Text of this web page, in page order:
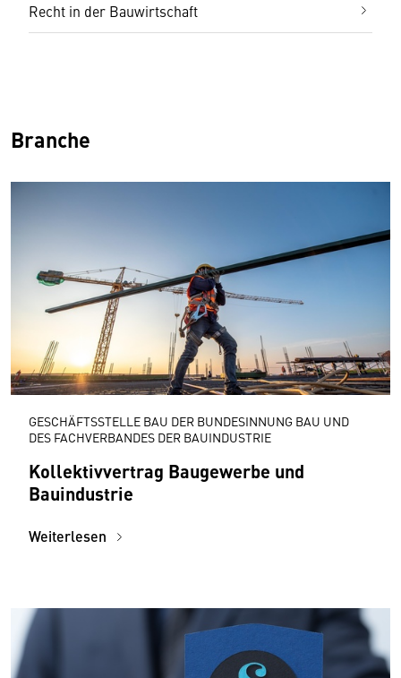
Recht in der Bauwirtschaft
Branche
GESCHÄFTSSTELLE BAU DER BUNDESINNUNG BAU UND
DES FACHVERBANDES DER BAUINDUSTRIE
Kollektivvertrag Baugewerbe und
Bauindustrie
Weiterlesen